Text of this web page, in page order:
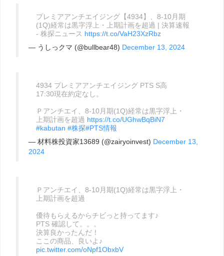
プレミアアンチエイジング【4934】、8-10月期
(1Q)経常は黒字浮上・上期計画を超過 | 決算速報
- 株探ニュース https://t.co/VaH23XzRbz
— うしっクマ (@bullbear48) December 13, 2024
4934 プレミアアンチエイジング PTS S高
17:30現在約定なし。
Ｐアンチエイ、8-10月期(1Q)経常は黒字浮上・
上期計画を超過 https://t.co/UGhwBqBiN7
#kabutan #株探#PTS情報
— 材料株投資家13689 (@zairyoinvest) December 13,
2024
Ｐアンチエイ、8-10月期(1Q)経常は黒字浮上・
上期計画を超過
優待もらえるからチビっと持ってます♪
PTS 確認して。。。
決算良かったんだ！
ここの商品、良いよ♪
pic.twitter.com/oNpf1ObxbV